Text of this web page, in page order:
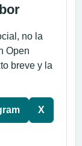
no la
Open
breve y la
X